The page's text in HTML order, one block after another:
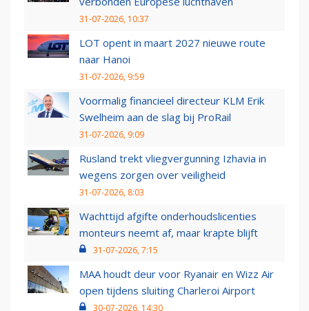
31-07-2026, 10:37
LOT opent in maart 2027 nieuwe route
naar Hanoi
31-07-2026, 9:59
Voormalig financieel directeur KLM Erik
Swelheim aan de slag bij ProRail
31-07-2026, 9:09
Rusland trekt vliegvergunning Izhavia in
wegens zorgen over veiligheid
31-07-2026, 8:03
Wachttijd afgifte onderhoudslicenties
monteurs neemt af, maar krapte blijft
31-07-2026, 7:15
MAA houdt deur voor Ryanair en Wizz Air
open tijdens sluiting Charleroi Airport
30-07-2026, 14:30